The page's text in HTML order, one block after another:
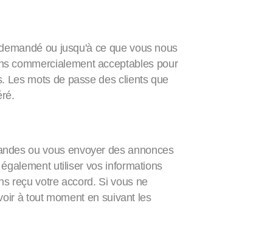
ou jusqu'à ce que vous nous
commercialement acceptables pour
Les mots de passe des clients que
ou vous envoyer des annonces
utiliser vos informations
reçu votre accord. Si vous ne
à tout moment en suivant les